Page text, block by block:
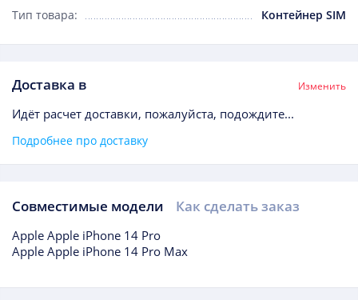
Тип товара:
Контейнер SIM
Доставка в Изменить
Идёт расчет доставки, пожалуйста, подождите...
Подробнее про доставку
Совместимые модели Как сделать заказ
Совместимые модели
Apple Apple iPhone 14 Pro
Apple Apple iPhone 14 Pro Max